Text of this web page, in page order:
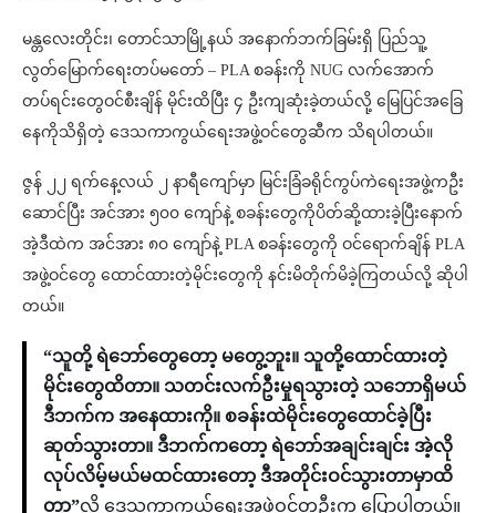
မန္တလေးတိုင်း၊ တောင်သာမြို့နယ် အနောက်ဘက်ခြမ်းရှိ ပြည်သူ့
လွတ်မြောက်ရေးတပ်မတော် – PLA စခန်းကို NUG လက်အောက်
တပ်ရင်းတွေဝင်စီးချိန် မိုင်းထိပြီး ၄ ဦးကျဆုံးခဲ့တယ်လို့ မြေပြင်အခြေ
နေကိုသိရှိတဲ့ ဒေသကာကွယ်ရေးအဖွဲ့ဝင်တွေဆီက သိရပါတယ်။
ဇွန် ၂၂ ရက်နေ့လယ် ၂ နာရီကျော်မှာ မြင်းခြံခရိုင်ကွပ်ကဲရေးအဖွဲ့ကဦး
ဆောင်ပြီး အင်အား ၅၀၀ ကျော်နဲ့ စခန်းတွေကိုပိတ်ဆို့ထားခဲ့ပြီးနောက်
အဲ့ဒီထဲက အင်အား ၈၀ ကျော်နဲ့ PLA စခန်းတွေကို ဝင်ရောက်ချိန် PLA
အဖွဲ့ဝင်တွေ ထောင်ထားတဲ့မိုင်းတွေကို နင်းမိတိုက်မိခဲ့ကြတယ်လို့ ဆိုပါ
တယ်။
“သူတို့ ရဲဘော်တွေတော့ မတွေ့ဘူး။ သူတို့ထောင်ထားတဲ့
မိုင်းတွေထိတာ။ သတင်းလက်ဦးမှုရသွားတဲ့ သဘောရှိမယ်
ဒီဘက်က အနေထားကို။ စခန်းထဲမိုင်းတွေထောင်ခဲ့ပြီး
ဆုတ်သွားတာ။ ဒီဘက်ကတော့ ရဲဘော်အချင်းချင်း အဲ့လို
လုပ်လိမ့်မယ်မထင်ထားတော့ ဒီအတိုင်းဝင်သွားတာမှာထိ
တာ”လို့ ဒေသကာကွယ်ရေးအဖွဲ့ဝင်တဦးက ပြောပါတယ်။